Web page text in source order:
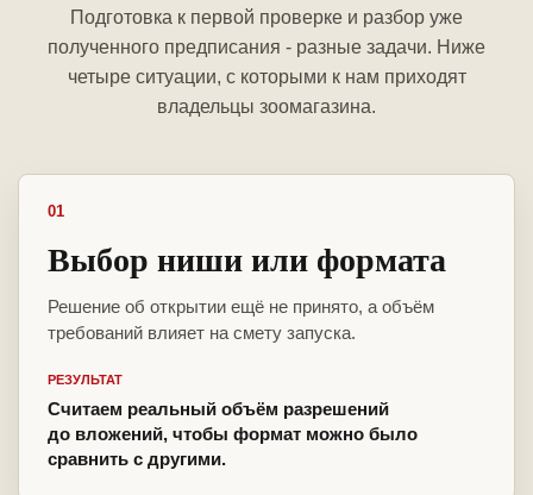
Подготовка к первой проверке и разбор уже
полученного предписания - разные задачи. Ниже
четыре ситуации, с которыми к нам приходят
владельцы зоомагазина.
01
Выбор ниши или формата
Решение об открытии ещё не принято, а объём
требований влияет на смету запуска.
РЕЗУЛЬТАТ
Считаем реальный объём разрешений
до вложений, чтобы формат можно было
сравнить с другими.